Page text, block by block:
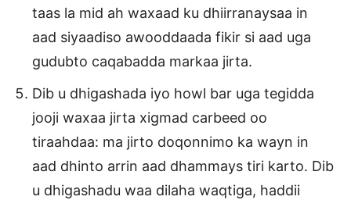
taas la mid ah waxaad ku dhiirranaysaa in
aad siyaadiso awooddaada fikir si aad uga
gudubto caqabadda markaa jirta.
Dib u dhigashada iyo howl bar uga tegidda
jooji waxaa jirta xigmad carbeed oo
tiraahdaa: ma jirto doqonnimo ka wayn in
aad dhinto arrin aad dhammays tiri karto. Dib
u dhigashadu waa dilaha waqtiga, haddii